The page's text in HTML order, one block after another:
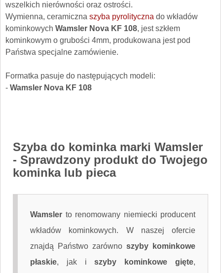
wszelkich nierówności oraz ostrości.
Wymienna, ceramiczna szyba pyrolityczna do wkładów
kominkowych Wamsler Nova KF 108, jest szkłem
kominkowym o grubości 4mm, produkowana jest pod
Państwa specjalne zamówienie.
Formatka pasuje do następujących modeli:
- Wamsler Nova KF 108
Szyba do kominka marki Wamsler
- Sprawdzony produkt do Twojego
kominka lub pieca
Wamsler to renomowany niemiecki producent
wkładów kominkowych. W naszej ofercie
znajdą Państwo zarówno szyby kominkowe
płaskie, jak iszyby kominkowe gięte,